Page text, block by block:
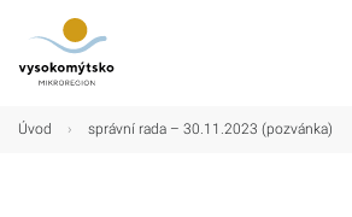
Úvod › správní rada – 30.11.2023 (pozvánka)
Úvod